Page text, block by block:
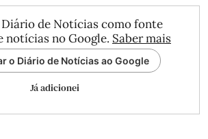
Diário de Notícias como fonte
notícias no Google. Saber mais
o Diário de Notícias ao Google
Já adicionei